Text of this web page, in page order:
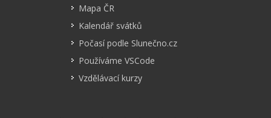
Mapa ČR
Kalendář svátků
Počasí podle Slunečno.cz
Používáme VSCode
Vzdělávací kurzy